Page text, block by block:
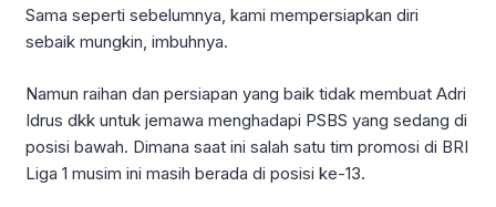
Sama seperti sebelumnya, kami mempersiapkan diri
sebaik mungkin, imbuhnya.
Namun raihan dan persiapan yang baik tidak membuat Adri
Idrus dkk untuk jemawa menghadapi PSBS yang sedang di
posisi bawah. Dimana saat ini salah satu tim promosi di BRI
Liga 1 musim ini masih berada di posisi ke-13.